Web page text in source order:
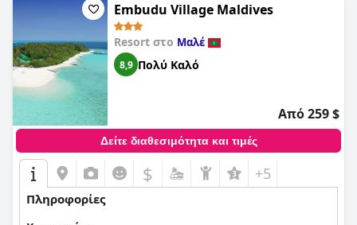
Embudu Village Maldives
Resort στο Μαλέ
8,9 Πολύ Καλό
Από 259 $
Δείτε διαθεσιμότητα και τιμές
$ +5
Πληροφορίες